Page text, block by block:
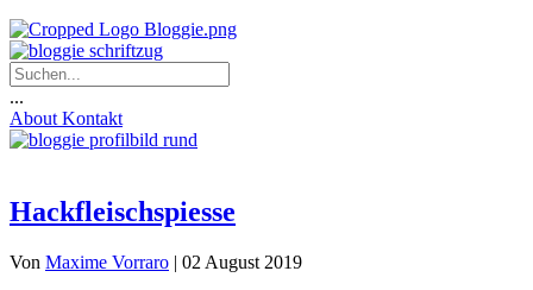
...
About Kontakt
Hackfleischspiesse
Von Maxime Vorraro | 02 August 2019